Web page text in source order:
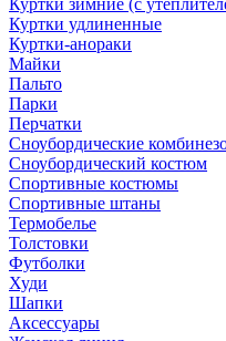
Куртки зимние (с
Куртки удлиненные
Куртки-анораки
Майки
Пальто
Парки
Перчатки
Сноубордические
Сноубордический костюм
Спортивные костюмы
Спортивные штаны
Термобелье
Толстовки
Футболки
Худи
Шапки
Аксессуары